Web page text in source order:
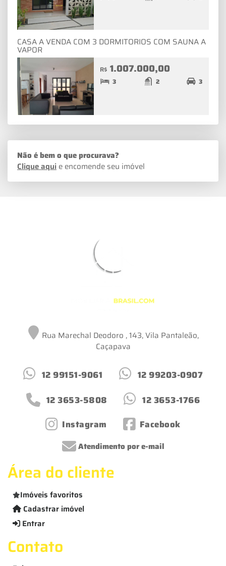
CASA A VENDA COM 3 DORMITORIOS COM SAUNA A
VAPOR
R$ 1.007.000,00
3 2 3
Não é bem o que procurava?
Clique aqui e encomende seu imóvel
Rua Marechal Deodoro , 143, Vila Pantaleão,
Caçapava
12 99151-9061
12 99203-0907
12 3653-5808
12 3653-1766
Instagram
Facebook
Atendimento por e-mail
Área do cliente
Imóveis favoritos
Cadastrar imóvel
Entrar
Contato